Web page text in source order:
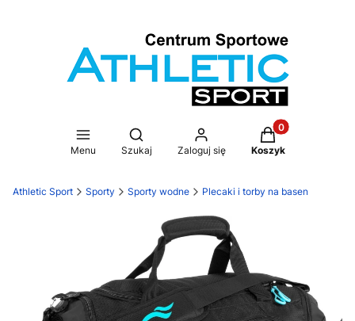
Menu
Otwórz wyszukiwarkę
Szukaj Zaloguj się
Produkty w
Koszyk
Athletic Sport Sporty Sporty wodne Plecaki i torby na basen